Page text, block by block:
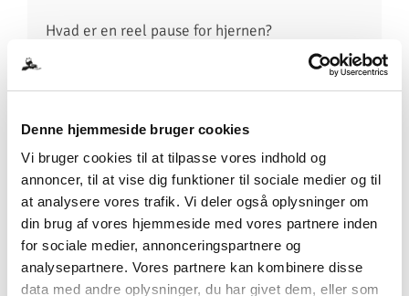
Denne hjemmeside bruger cookies
Vi bruger cookies til at tilpasse vores indhold og
annoncer, til at vise dig funktioner til sociale medier og til
at analysere vores trafik. Vi deler også oplysninger om
din brug af vores hjemmeside med vores partnere inden
for sociale medier, annonceringspartnere og
analysepartnere. Vores partnere kan kombinere disse
data med andre oplysninger, du har givet dem, eller som
Hvad er en reel pause for hjernen?
Jeg afmystificerer begrebet og gennemgår
konkrete typer pauser, du kan bruge i hverdagen,
• Meditation i praksis
Jeg guider en kort meditation, som skaber ro,
nærvær og kontakt til kroppen – en
teknik,deltagerne kan tage direkte med hjem.